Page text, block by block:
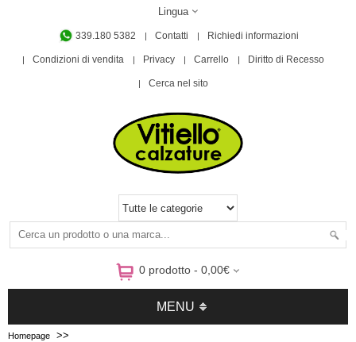
Lingua
339.180 5382 Contatti Richiedi informazioni
Condizioni di vendita Privacy Carrello Diritto di Recesso
Cerca nel sito
0 prodotto - 0,00€
MENU
Homepage >>